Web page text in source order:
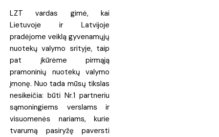
LZT vardas gimė, kai
Lietuvoje ir Latvijoje
pradėjome veiklą gyvenamųjų
nuotekų valymo srityje, taip
pat įkūrėme pirmąją
pramoninių nuotekų valymo
įmonę. Nuo tada mūsų tikslas
nesikeičia: būti Nr.1 partneriu
sąmoningiems verslams ir
visuomenės nariams, kurie
tvarumą pasiryžę paversti